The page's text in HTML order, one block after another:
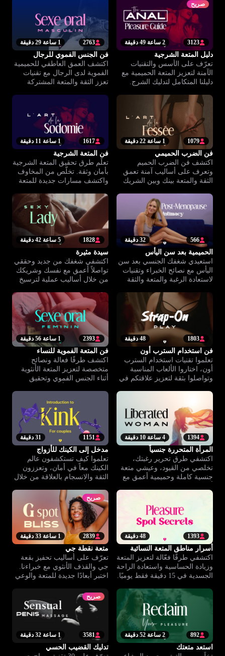
صريح
2 ساعة 49 دقيقة 3123
دليل المتعة الشرجية
تعرّف على الأسس والتقنيات
الآمنة لتعزيز المتعة الحميمية مع
دليلنا المتكامل لتدليك الشرج.
1 ساعة 29 دقيقة 2763
فن الجنس الفموي للرجال
اكتشف العمق العاطفي للحميمية
الفموية لدى الرجال مع تقنيات
تعزز الثقة والمتعة المشتركة
1 ساعة 22 دقيقة 1079
فن الضرب الحميمي
اكتشف فن الضرب الحميم
وتعرف على أساليب آمنة تعمق
الثقة والمتعة بينك وبين الشريك
1 ساعة 11 دقيقة 1617
فن المتعة الشرجية
تعلّم طرق تحقيق المتعة الشرجية
بأمان وثقة. تخلّص من المخاوف
واكتشف مسارات جديدة للمتعة
32 دقيقة 566
الحميمية بعد سن اليأس
استعيدي شغفك الجنسي بعد سن
اليأس مع نصائح الخبراء وتقنيات
لاستعادة الرغبة والمتعة والثقة
5 ساعة 42 دقيقة 1828
سيدة مثيرة
اكتشفي شغفك من جديد وحققي
تواصلاً أعمق مع نفسك وشريكك
من خلال أساليب عملية لترسيخ
48 دقيقة 1803
فن استخدام السترب أون
تعلموا تقنيات استخدام السترب
أون، اختاروا الألعاب المناسبة
وتواصلوا بثقة لتعزيز علاقتكم في
Climax™.
1 ساعة 56 دقيقة 2393
فن المتعة الفموية للنساء
اكتشف طرقًا فعالة ونصائح
متخصصة لتعزيز المتعة الأنثوية
أثناء الجنس الفموي وتحقيق
علاقتكما.
4 ساعة 10 دقيقة 1394
المرأة المتحررة جنسياً
اكتشفي طرق تحرير رغبتك،
تخلصي من القيود، وعيشي متعة
جنسية كاملة وحميمية أعمق مع
31 دقيقة 1151
مدخل إلى الكينك للأزواج
تعلموا كيف تستكشفون عالم
الكينك معاً في أمان، وتعززون
الثقة والانسجام بالعلاقة من خلال
للأزواج.
48 دقيقة 1393
أسرار مناطق المتعة النسائية
اكتشفي طرقًا فعّالة لتعزيز المتعة
وزيادة الحساسية واستعادة الراحة
الجسدية في 15 دقيقة فقط يوميًا.
صريح
1 ساعة 33 دقيقة 2839
متعة نقطة جي
تعرّف على أساليب تحفيز بقعة
جي والقذف الأنثوي مع خبراءنا.
اختبر أبعادًا جديدة للمتعة والوعي
2 ساعة 52 دقيقة 892
استعد متعتك
صريح
1 ساعة 32 دقيقة 3581
تدليك القضيب الحسي